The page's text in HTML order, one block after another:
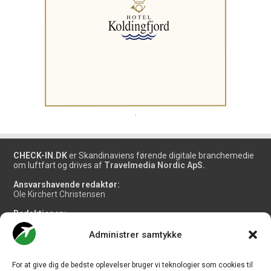
Administrer samtykke
For at give dig de bedste oplevelser bruger vi teknologier som cookies til
CHECK-IN.DK er Skandinaviens førende digitale branchemedie
om luftfart og drives af Travelmedia Nordic ApS.
Ansvarshavende redaktør:
Ole Kirchert Christensen
Redaktionen:
Christian Granhøj Skouboe
Henrik Baumgarten
Danny Longhi Andreasen